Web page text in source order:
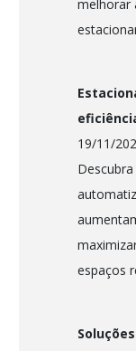
melhorar
19/11/
espaços